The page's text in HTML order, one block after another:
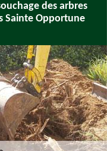
des arbres
Sainte Opportune